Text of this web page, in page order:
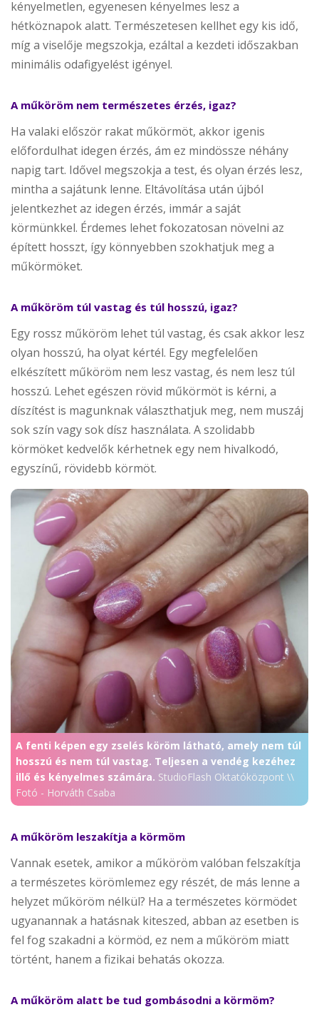
kényelmetlen, egyenesen kényelmes lesz a
hétköznapok alatt. Természetesen kellhet egy kis idő,
míg a viselője megszokja, ezáltal a kezdeti időszakban
minimális odafigyelést igényel.
A műköröm nem természetes érzés, igaz?
Ha valaki először rakat műkörmöt, akkor igenis
előfordulhat idegen érzés, ám ez mindössze néhány
napig tart. Idővel megszokja a test, és olyan érzés lesz,
mintha a sajátunk lenne. Eltávolítása után újból
jelentkezhet az idegen érzés, immár a saját
körmünkkel. Érdemes lehet fokozatosan növelni az
épített hosszt, így könnyebben szokhatjuk meg a
műkörmöket.
A műköröm túl vastag és túl hosszú, igaz?
Egy rossz műköröm lehet túl vastag, és csak akkor lesz
olyan hosszú, ha olyat kértél. Egy megfelelően
elkészített műköröm nem lesz vastag, és nem lesz túl
hosszú. Lehet egészen rövid műkörmöt is kérni, a
díszítést is magunknak választhatjuk meg, nem muszáj
sok szín vagy sok dísz használata. A szolidabb
körmöket kedvelők kérhetnek egy nem hivalkodó,
egyszínű, rövidebb körmöt.
A fenti képen egy zselés köröm látható, amely nem túl
hosszú és nem túl vastag. Teljesen a vendég kezéhez
illő és kényelmes számára. StudioFlash Oktatóközpont \\
Fotó - Horváth Csaba
A műköröm leszakítja a körmöm
Vannak esetek, amikor a műköröm valóban felszakítja
a természetes körömlemez egy részét, de más lenne a
helyzet műköröm nélkül? Ha a természetes körmödet
ugyanannak a hatásnak kiteszed, abban az esetben is
fel fog szakadni a körmöd, ez nem a műköröm miatt
történt, hanem a fizikai behatás okozza.
A műköröm alatt be tud gombásodni a körmöm?